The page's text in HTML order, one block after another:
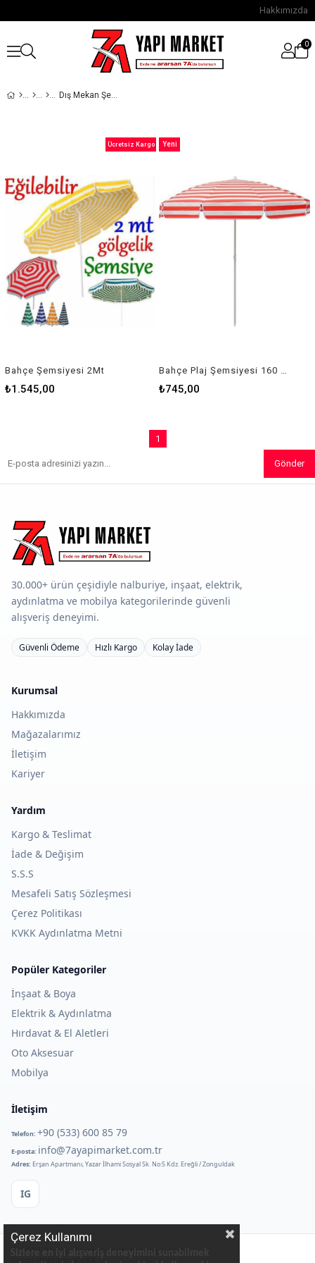
Hakkımızda
0
Dış Mekan Şemsiyeler
Bahçe Şemsiyesi 2Mt
₺1.545,00
Ücretsiz Kargo
₺745,00
Yeni
1
Gönder
30.000+ ürün çeşidiyle nalburiye, inşaat, elektrik,
aydınlatma ve mobilya kategorilerinde güvenli
alışveriş deneyimi.
Güvenli Ödeme Hızlı Kargo Kolay İade
Kurumsal
Hakkımızda
Mağazalarımız
İletişim
Kariyer
Yardım
Kargo & Teslimat
İade & Değişim
S.S.S
Mesafeli Satış Sözleşmesi
Çerez Politikası
KVKK Aydınlatma Metni
Popüler Kategoriler
İnşaat & Boya
Elektrik & Aydınlatma
Hırdavat & El Aletleri
Oto Aksesuar
Mobilya
İletişim
Telefon: +90 (533) 600 85 79
E-posta: info@7ayapimarket.com.tr
Adres: Erşan Apartmanı, Yazar İlhami Sosyal Sk. No:5 Kdz. Ereğli / Zonguldak
IG
© 2026 7A Yapı Market. Tüm hakları saklıdır.
Çerez Politikası KVKK
Çerez Kullanımı
Sizlere en iyi alışveriş deneyimini sunabilmek